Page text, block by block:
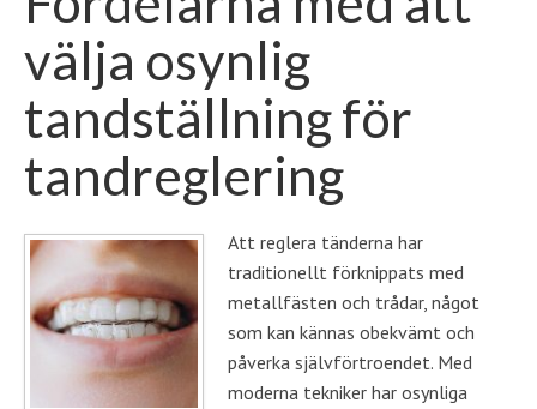
välja osynlig
tandställning för
tandreglering
Att reglera tänderna har
traditionellt förknippats med
metallfästen och trådar, något
som kan kännas obekvämt och
påverka självförtroendet. Med
moderna tekniker har osynliga